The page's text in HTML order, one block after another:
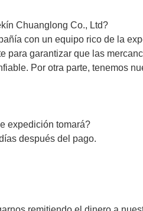
Chuanglong Co., Ltd?
con un equipo rico de la
para garantizar que las
Por otra parte, tenemos
expedición tomará?
después del pago.